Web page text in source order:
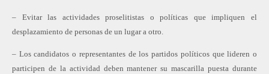
– Evitar las actividades proselitistas o políticas que impliquen el
desplazamiento de personas de un lugar a otro.
– Los candidatos o representantes de los partidos políticos que lideren o
participen de la actividad deben mantener su mascarilla puesta durante